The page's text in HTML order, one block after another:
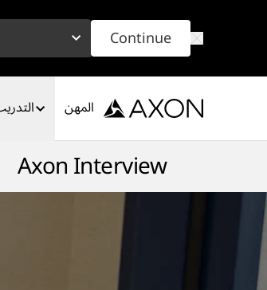
Continue
المهن
Axon Interview